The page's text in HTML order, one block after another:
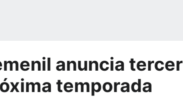
anuncia tercer
temporada